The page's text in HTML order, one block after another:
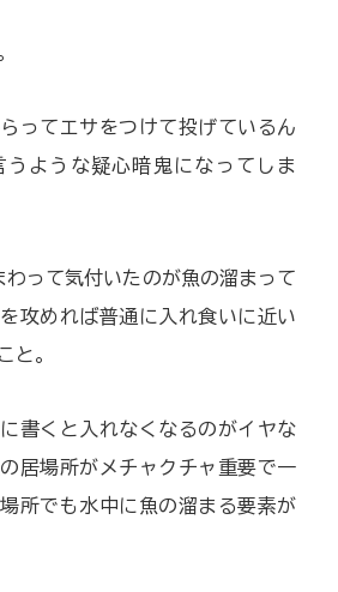
ってエサをつけて投げているん
うような疑心暗鬼になってしま
わって気付いたのが魚の溜まって
攻めれば普通に入れ食いに近い
と。
書くと入れなくなるのがイヤな
居場所がメチャクチャ重要で一
所でも水中に魚の溜まる要素が